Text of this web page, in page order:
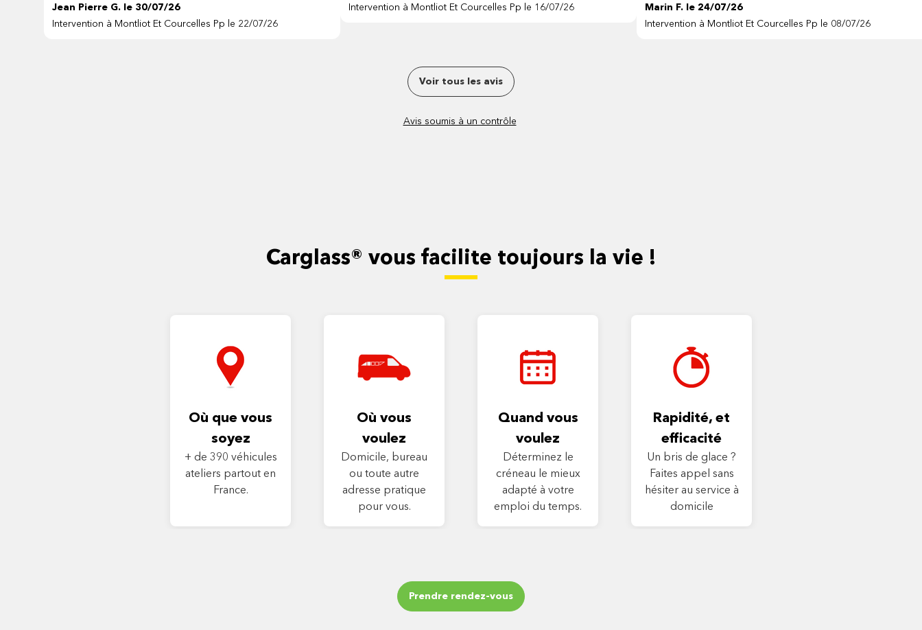
Jean Pierre G. le 30/07/26
Intervention à Montliot Et Courcelles Pp le 22/07/26
Intervention à Montliot Et Courcelles Pp le 16/07/26
Marin F. le 24/07/26
Intervention à Montliot Et Courcelles Pp le 08/07/26
Voir tous les avis
Avis soumis à un contrôle
Carglass® vous facilite toujours la vie !
Où que vous
soyez
+ de 390 véhicules
ateliers partout en
France.
Où vous
voulez
Domicile, bureau
ou toute autre
adresse pratique
pour vous.
Quand vous
voulez
Déterminez le
créneau le mieux
adapté à votre
emploi du temps.
Rapidité, et
efficacité
Un bris de glace ?
Faites appel sans
hésiter au service à
domicile
Prendre rendez-vous